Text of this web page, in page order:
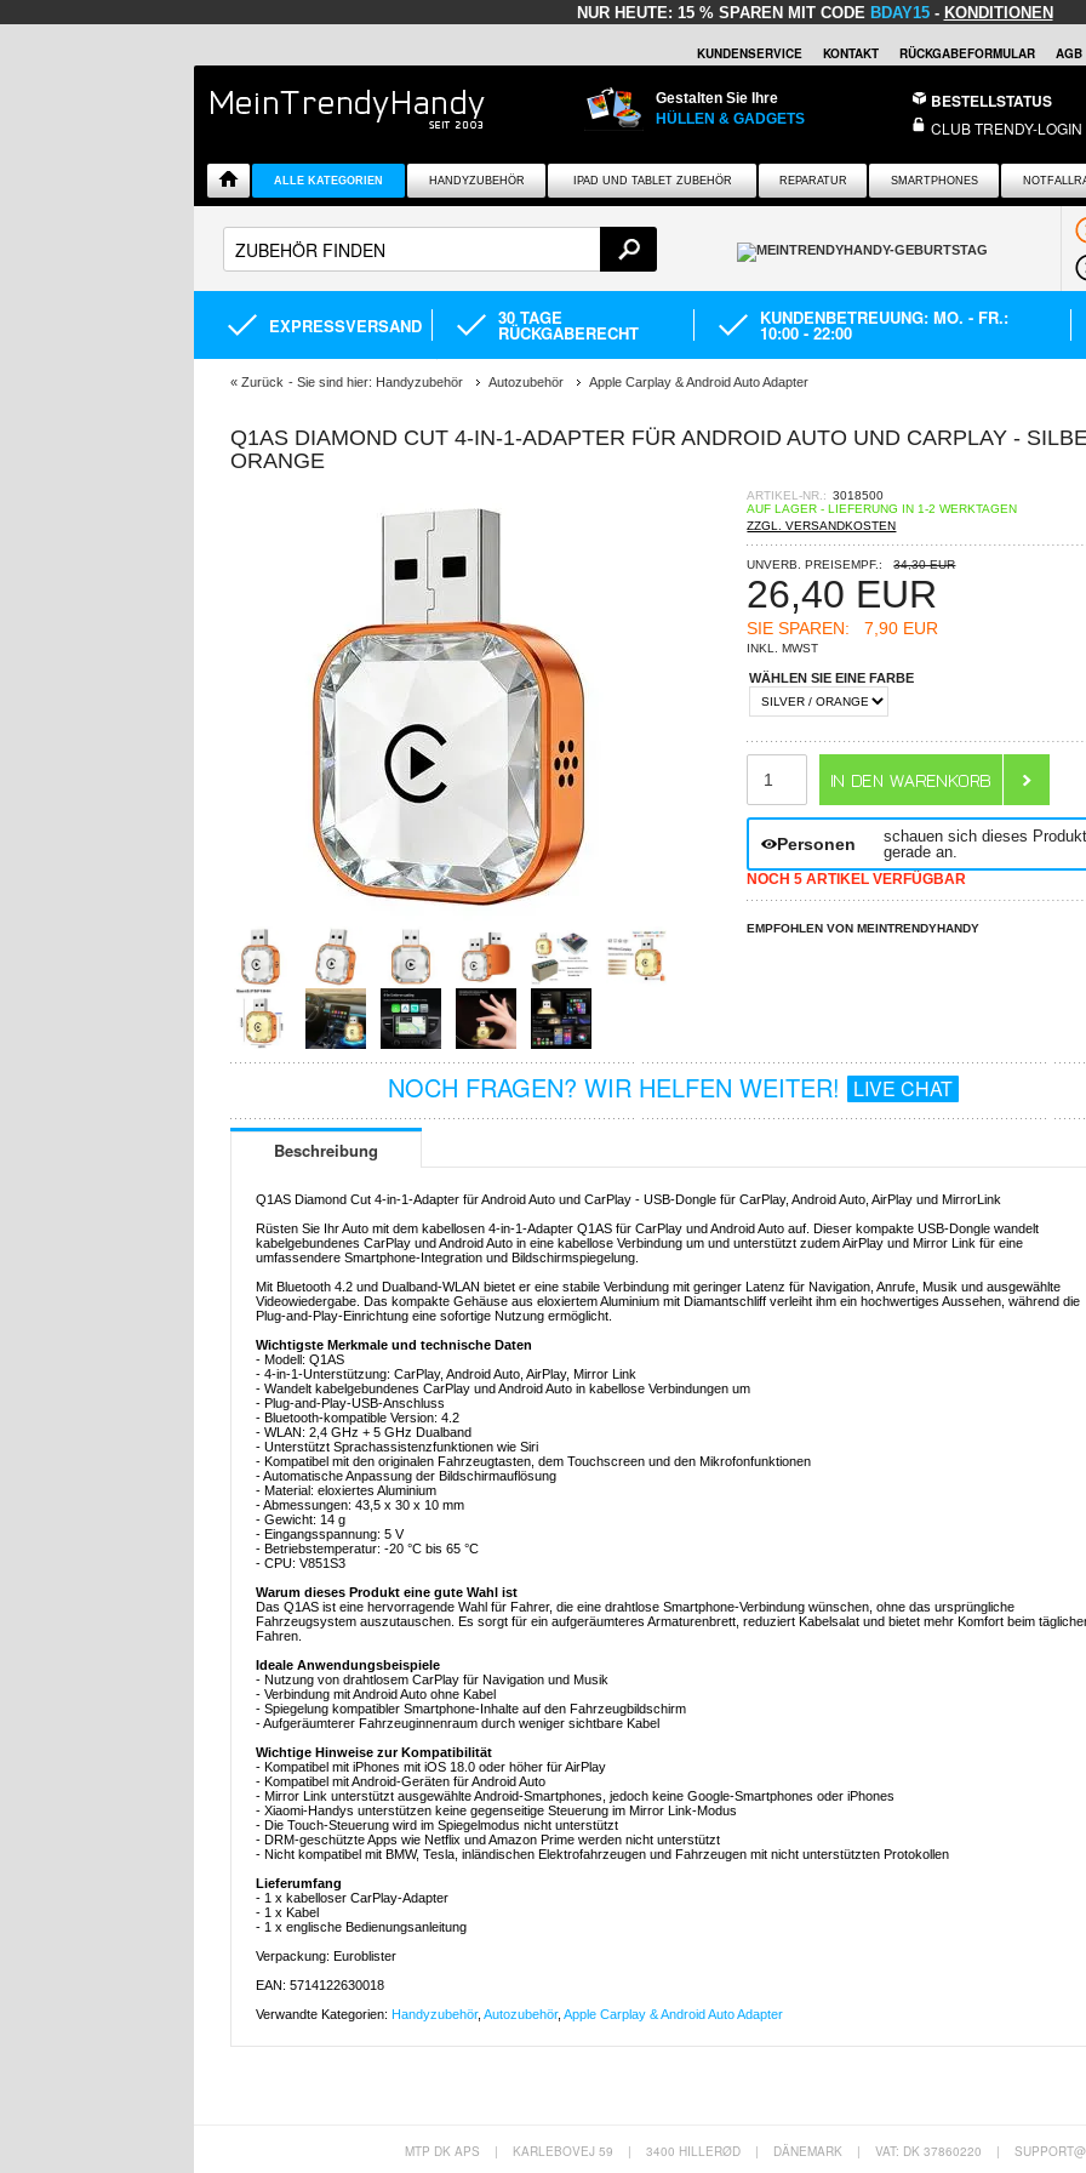
NUR HEUTE: 15 % SPAREN MIT CODE BDAY15- KONDITIONEN
KUNDENSERVICE KONTAKT RÜCKGABEFORMULAR AGB
Gestalten Sie Ihre
HÜLLEN & GADGETS
BESTELLSTATUS
CLUB TRENDY-LOGIN
ALLE KATEGORIEN HANDYZUBEHÖR IPAD UND TABLET ZUBEHÖR REPARATUR SMARTPHONES
EXPRESSVERSAND 30 TAGE
RÜCKGABERECHT
KUNDENBETREUUNG: MO. - FR.:
10:00 - 22:00
« Zurück - Sie sind hier: Handyzubehör Autozubehör Apple Carplay & Android Auto Adapter
Q1AS DIAMOND CUT 4-IN-1-ADAPTER FÜR ANDROID AUTO UND CARPLAY -
ORANGE
ARTIKEL-NR.: 3018500
AUF LAGER - LIEFERUNG IN 1-2 WERKTAGEN
ZZGL. VERSANDKOSTEN
UNVERB. PREISEMPF.: 34,30 EUR
26,40 EUR
SIE SPAREN: 7,90 EUR
INKL. MWST
WÄHLEN SIE EINE FARBE
Personen
schauen sich dieses Produkt
gerade an.
NOCH 5 ARTIKEL VERFÜGBAR
EMPFOHLEN VON MEINTRENDYHANDY
NOCH FRAGEN? WIR HELFEN WEITER! LIVE CHAT
Beschreibung
Q1AS Diamond Cut 4-in-1-Adapter für Android Auto und CarPlay - USB-Dongle für CarPlay, Android Auto, AirPlay und MirrorLink
Rüsten Sie Ihr Auto mit dem kabellosen 4-in-1-Adapter Q1AS für CarPlay und Android Auto auf. Dieser kompakte USB-Dongle wandelt
kabelgebundenes CarPlay und Android Auto in eine kabellose Verbindung um und unterstützt zudem AirPlay und Mirror Link für eine
umfassendere Smartphone-Integration und Bildschirmspiegelung.
Mit Bluetooth 4.2 und Dualband-WLAN bietet er eine stabile Verbindung mit geringer Latenz für Navigation, Anrufe, Musik und ausgewählte
Videowiedergabe. Das kompakte Gehäuse aus eloxiertem Aluminium mit Diamantschliff verleiht ihm ein hochwertiges Aussehen, während die
Plug-and-Play-Einrichtung eine sofortige Nutzung ermöglicht.
Wichtigste Merkmale und technische Daten
- Modell: Q1AS
- 4-in-1-Unterstützung: CarPlay, Android Auto, AirPlay, Mirror Link
- Wandelt kabelgebundenes CarPlay und Android Auto in kabellose Verbindungen um
- Plug-and-Play-USB-Anschluss
- Bluetooth-kompatible Version: 4.2
- WLAN: 2,4 GHz + 5 GHz Dualband
- Unterstützt Sprachassistenzfunktionen wie Siri
- Kompatibel mit den originalen Fahrzeugtasten, dem Touchscreen und den Mikrofonfunktionen
- Automatische Anpassung der Bildschirmauflösung
- Material: eloxiertes Aluminium
- Abmessungen: 43,5 x 30 x 10 mm
- Gewicht: 14 g
- Eingangsspannung: 5 V
- Betriebstemperatur: -20 °C bis 65 °C
- CPU: V851S3
Warum dieses Produkt eine gute Wahl ist
Das Q1AS ist eine hervorragende Wahl für Fahrer, die eine drahtlose Smartphone-Verbindung wünschen, ohne das ursprüngliche
Fahrzeugsystem auszutauschen. Es sorgt für ein aufgeräumteres Armaturenbrett, reduziert Kabelsalat und bietet mehr Komfort beim
Fahren.
Ideale Anwendungsbeispiele
- Nutzung von drahtlosem CarPlay für Navigation und Musik
- Verbindung mit Android Auto ohne Kabel
- Spiegelung kompatibler Smartphone-Inhalte auf den Fahrzeugbildschirm
- Aufgeräumterer Fahrzeuginnenraum durch weniger sichtbare Kabel
Wichtige Hinweise zur Kompatibilität
- Kompatibel mit iPhones mit iOS 18.0 oder höher für AirPlay
- Kompatibel mit Android-Geräten für Android Auto
- Mirror Link unterstützt ausgewählte Android-Smartphones, jedoch keine Google-Smartphones oder iPhones
- Xiaomi-Handys unterstützen keine gegenseitige Steuerung im Mirror Link-Modus
- Die Touch-Steuerung wird im Spiegelmodus nicht unterstützt
- DRM-geschützte Apps wie Netflix und Amazon Prime werden nicht unterstützt
- Nicht kompatibel mit BMW, Tesla, inländischen Elektrofahrzeugen und Fahrzeugen mit nicht unterstützten Protokollen
Lieferumfang
- 1 x kabelloser CarPlay-Adapter
- 1 x Kabel
- 1 x englische Bedienungsanleitung
Verpackung: Euroblister
EAN: 5714122630018
Verwandte Kategorien: Handyzubehör, Autozubehör, Apple Carplay & Android Auto Adapter
MTP DK APS | KARLEBOVEJ 59 | 3400 HILLERØD | DÄNEMARK | VAT: DK 37860220 |